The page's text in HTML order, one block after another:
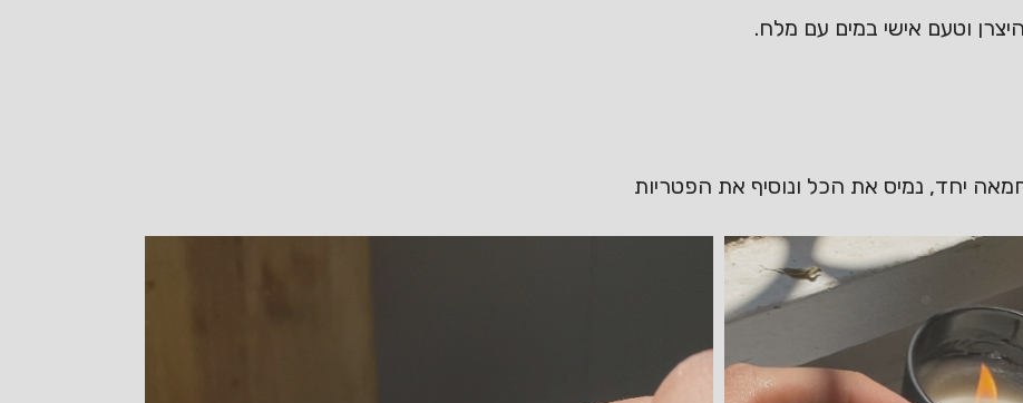
וטעם אישי במים עם מלח.
יחד, נמיס את הכל ונוסיף את הפטריות